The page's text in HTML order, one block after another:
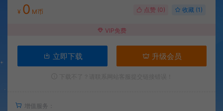
¥ 0 M币 点赞 (0) 收藏 (1)
VIP免费
立即下载 升级会员
增值服务：